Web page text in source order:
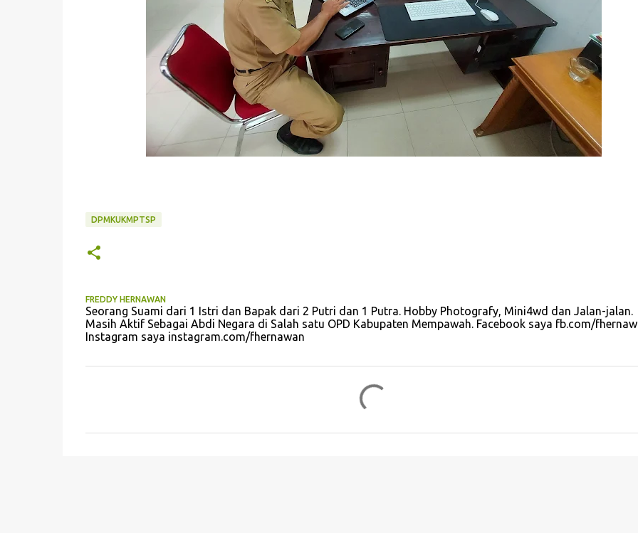
DPMKUKMPTSP
FREDDY HERNAWAN
Seorang Suami dari 1 Istri dan Bapak dari 2 Putri dan 1 Putra. Hobby Photografy, Mini4wd dan Jalan-jalan.
Masih Aktif Sebagai Abdi Negara di Salah satu OPD Kabupaten Mempawah. Facebook saya fb.com/
Instagram saya instagram.com/fhernawan